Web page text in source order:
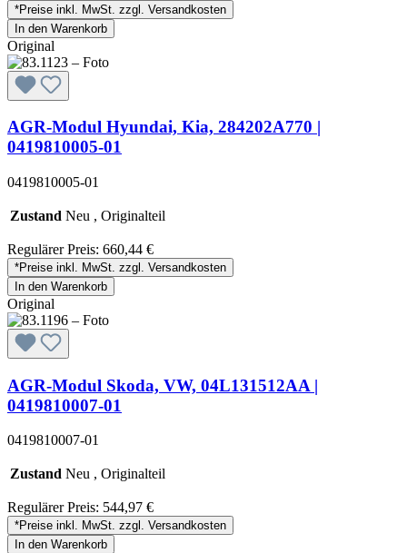
*Preise inkl. MwSt. zzgl. Versandkosten
In den Warenkorb
Original
AGR-Modul Hyundai, Kia, 284202A770 |
0419810005-01
0419810005-01
Zustand Neu , Originalteil
Regulärer Preis: 660,44 €
*Preise inkl. MwSt. zzgl. Versandkosten
In den Warenkorb
Original
AGR-Modul Skoda, VW, 04L131512AA |
0419810007-01
0419810007-01
Zustand Neu , Originalteil
Regulärer Preis: 544,97 €
*Preise inkl. MwSt. zzgl. Versandkosten
In den Warenkorb